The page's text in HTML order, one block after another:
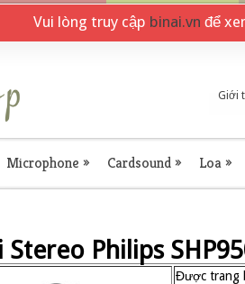
Vui lòng truy cập binai.vn để
Giới
Microphone » Cardsound» Loa»
Stereo Philips
Được trang